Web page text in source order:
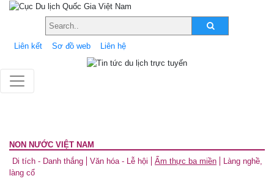
Liên kết Sơ đồ web Liên hệ
NON NƯỚC VIỆT NAM
Di tích - Danh thắng
Văn hóa - Lễ hội Ẩm thực ba miền
Làng nghề,
làng cổ